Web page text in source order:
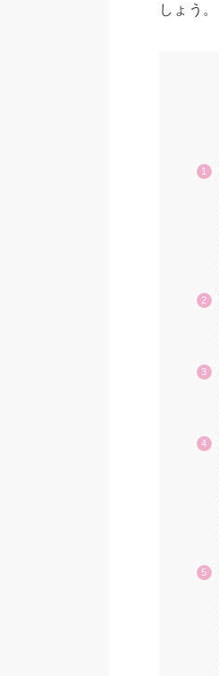
しょう。